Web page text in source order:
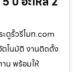
ตูรั้วรีโมท.com
ตโนมัติ งานติดตั้ง
น พร้อมให้